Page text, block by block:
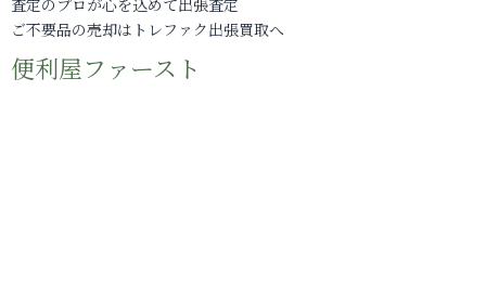
査定のプロが心を込めて出張査定
ご不要品の売却はトレファク出張買取へ
便利屋ファースト